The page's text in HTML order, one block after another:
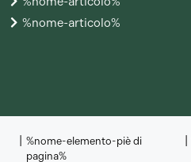
%nome-articolo%
%nome-elemento-piè di
pagina%